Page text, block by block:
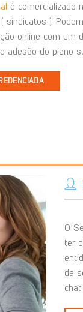
é comercializado
sindicatos ).
online com um
adesão do plano
O
ter
de